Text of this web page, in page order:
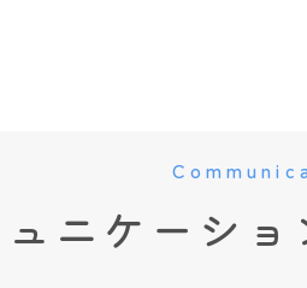
ニケーシ